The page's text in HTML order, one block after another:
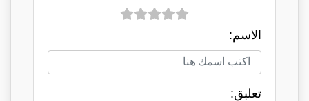
الاسم:
تعلبق: